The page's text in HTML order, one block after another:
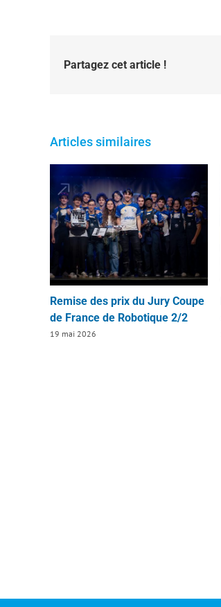
Partagez cet article !
Articles similaires
Remise des prix du Jury Coupe
de France de Robotique 2/2
19 mai 2026